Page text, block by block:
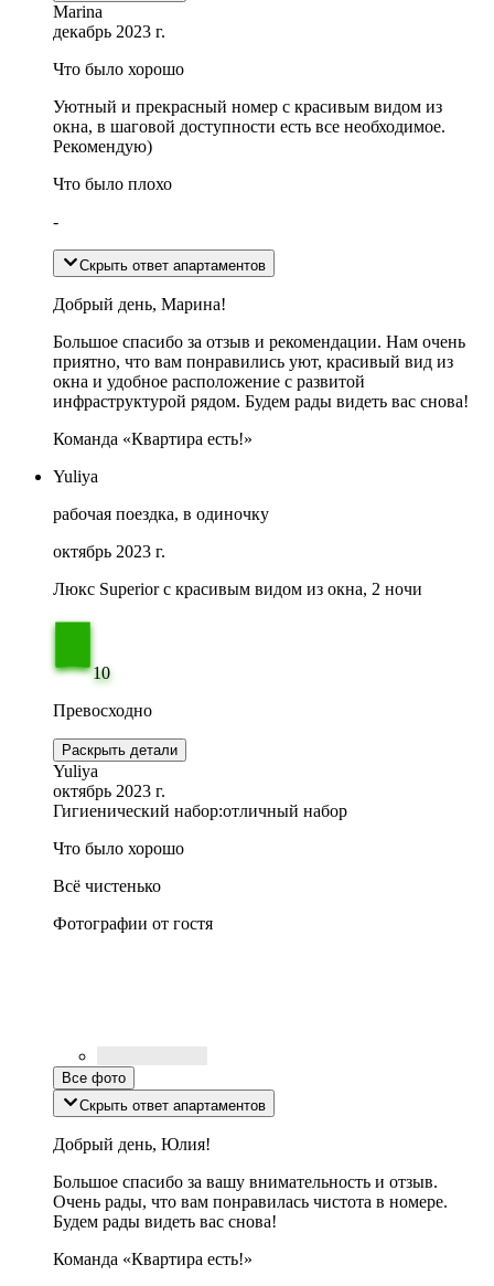
Marina
декабрь 2023 г.
Что было хорошо
Уютный и прекрасный номер с красивым видом из
окна, в шаговой доступности есть все необходимое.
Рекомендую)
Что было плохо
-
Скрыть ответ апартаментов
Добрый день, Марина!
Большое спасибо за отзыв и рекомендации. Нам очень
приятно, что вам понравились уют, красивый вид из
окна и удобное расположение с развитой
инфраструктурой рядом. Будем рады видеть вас снова!
Команда «Квартира есть!»
Yuliya
рабочая поездка, в одиночку
октябрь 2023 г.
Люкс Superior с красивым видом из окна, 2 ночи
10
Превосходно
Раскрыть детали
Yuliya
октябрь 2023 г.
Гигиенический набор:отличный набор
Что было хорошо
Всё чистенько
Фотографии от гостя
Все фото
Скрыть ответ апартаментов
Добрый день, Юлия!
Большое спасибо за вашу внимательность и отзыв.
Очень рады, что вам понравилась чистота в номере.
Будем рады видеть вас снова!
Команда «Квартира есть!»